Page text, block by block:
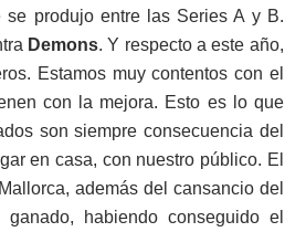
produjo entre las Series A y B.
Demons. Y respecto a este año,
Estamos muy contentos con el
con la mejora. Esto es lo que
son siempre consecuencia del
en casa, con nuestro público. El
además del cansancio del
habiendo conseguido el